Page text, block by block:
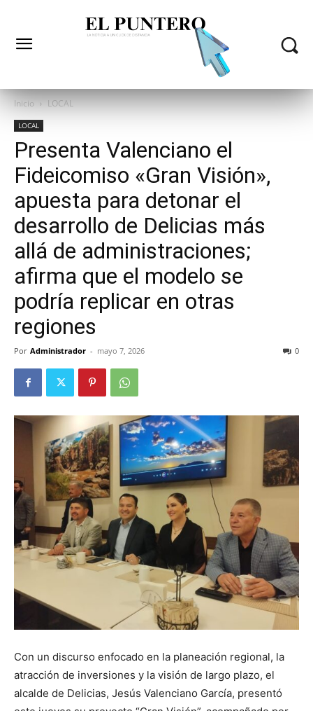
Inicio LOCAL
LOCAL
Presenta Valenciano el
Fideicomiso «Gran Visión»,
apuesta para detonar el
desarrollo de Delicias más
allá de administraciones;
afirma que el modelo se
podría replicar en otras
regiones
Por Administrador - mayo 7, 2026 0
Con un discurso enfocado en la planeación regional, la
atracción de inversiones y la visión de largo plazo, el
alcalde de Delicias, Jesús Valenciano García, presentó